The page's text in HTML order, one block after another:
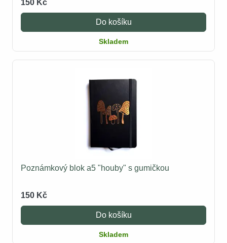
150 Kč
Do košíku
Skladem
Poznámkový blok a5 "houby" s gumičkou
150 Kč
Do košíku
Skladem